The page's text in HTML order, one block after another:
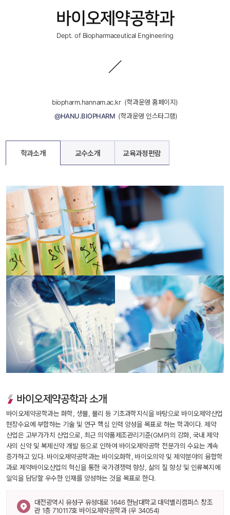
바이오제약공학과
Dept. of Biopharmaceutical Engineering
biopharm.hannam.ac.kr (학과운영 홈페이지)
@HANU.BIOPHARM (학과운영 인스타그램)
학과소개 교수소개 교육과정편람
바이오제약공학과 소개
바이오제약공학과는 화학, 생물, 물리 등 기초과학지식을 바탕으로 바이오제약산업
현장수요에 부합하는 기술 및 연구 핵심 인력 양성을 목표로 하는 학과이다. 제약
산업은 고부가가치 산업으로, 최근 의약품제조관리기준(GMP)의 강화, 국내 제약
사의 신약 및 복제신약 개발 등으로 인하여 바이오제약공학 전문가의 수요는 계속
증가하고 있다. 바이오제약공학과는 바이오화학, 바이오의약 및 제약분야의 융합학
과로 제약바이오산업의 혁신을 통한 국가경쟁력 향상, 삶의 질 향상 및 인류복지에
일익을 담당할 우수한 인재를 양성하는 것을 목표로 한다.
대전광역시 유성구 유성대로 1646 한남대학교 대덕밸리캠퍼스 창조
관 1층 710117호 바이오제약공학과 (우 34054)